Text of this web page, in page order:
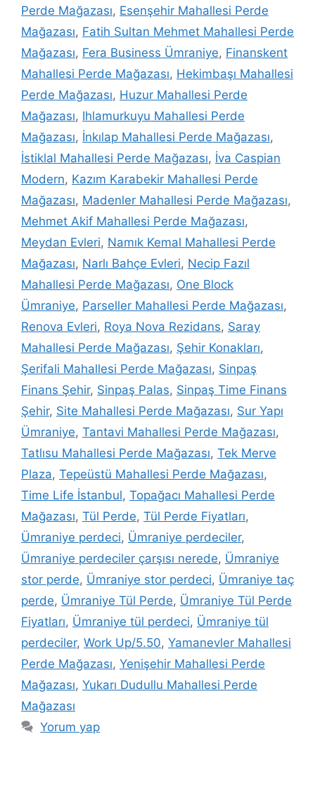
Perde Mağazası, Esenşehir Mahallesi Perde
Mağazası, Fatih Sultan Mehmet Mahallesi Perde
Mağazası, Fera Business Ümraniye, Finanskent
Mahallesi Perde Mağazası, Hekimbaşı Mahallesi
Perde Mağazası, Huzur Mahallesi Perde
Mağazası, Ihlamurkuyu Mahallesi Perde
Mağazası, İnkılap Mahallesi Perde Mağazası,
İstiklal Mahallesi Perde Mağazası, İva Caspian
Modern, Kazım Karabekir Mahallesi Perde
Mağazası, Madenler Mahallesi Perde Mağazası,
Mehmet Akif Mahallesi Perde Mağazası,
Meydan Evleri, Namık Kemal Mahallesi Perde
Mağazası, Narlı Bahçe Evleri, Necip Fazıl
Mahallesi Perde Mağazası, One Block
Ümraniye, Parseller Mahallesi Perde Mağazası,
Renova Evleri, Roya Nova Rezidans, Saray
Mahallesi Perde Mağazası, Şehir Konakları,
Şerifali Mahallesi Perde Mağazası, Sinpaş
Finans Şehir, Sinpaş Palas, Sinpaş Time Finans
Şehir, Site Mahallesi Perde Mağazası, Sur Yapı
Ümraniye, Tantavi Mahallesi Perde Mağazası,
Tatlısu Mahallesi Perde Mağazası, Tek Merve
Plaza, Tepeüstü Mahallesi Perde Mağazası,
Time Life İstanbul, Topağacı Mahallesi Perde
Mağazası, Tül Perde, Tül Perde Fiyatları,
Ümraniye perdeci, Ümraniye perdeciler,
Ümraniye perdeciler çarşısı nerede, Ümraniye
stor perde, Ümraniye stor perdeci, Ümraniye taç
perde, Ümraniye Tül Perde, Ümraniye Tül Perde
Fiyatları, Ümraniye tül perdeci, Ümraniye tül
perdeciler, Work Up/5.50, Yamanevler Mahallesi
Perde Mağazası, Yenişehir Mahallesi Perde
Mağazası, Yukarı Dudullu Mahallesi Perde
Mağazası
Yorum yap